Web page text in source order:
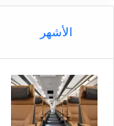
الأشهر